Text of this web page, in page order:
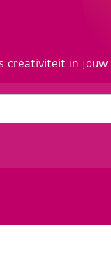
creativiteit in jouw